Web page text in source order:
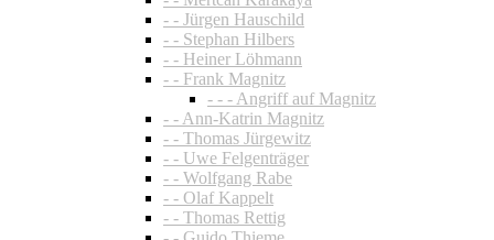
- - Jürgen Hauschild
- - Stephan Hilbers
- - Heiner Löhmann
- - Frank Magnitz
- - - Angriff auf Magnitz
- - Ann-Katrin Magnitz
- - Thomas Jürgewitz
- - Uwe Felgenträger
- - Wolfgang Rabe
- - Olaf Kappelt
- - Thomas Rettig